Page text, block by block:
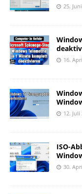
25.
16.
12. Juli
ISO-
30.